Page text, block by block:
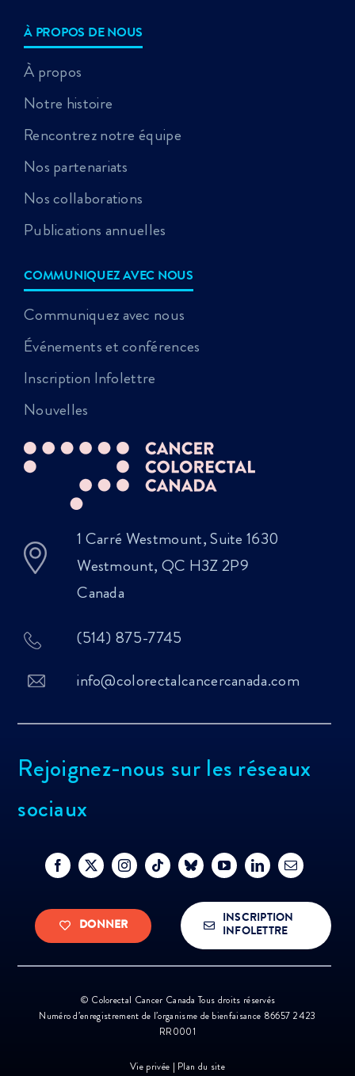
À PROPOS DE NOUS
À propos
Notre histoire
Rencontrez notre équipe
Nos partenariats
Nos collaborations
Publications annuelles
COMMUNIQUEZ AVEC NOUS
Communiquez avec nous
Événements et conférences
Inscription Infolettre
Nouvelles
1 Carré Westmount, Suite 1630
Westmount, QC H3Z 2P9
Canada
(514) 875-7745
info@colorectalcancercanada.com
Rejoignez-nous sur les réseaux
sociaux
DONNER
INSCRIPTION
INFOLETTRE
© Colorectal Cancer Canada Tous droits réservés
Numéro d’enregistrement de l’organisme de bienfaisance 86657 2423
RR0001
Vie privée | Plan du site